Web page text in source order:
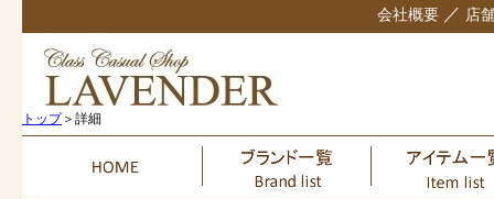
会社概要 ／ 店
トップ＞詳細